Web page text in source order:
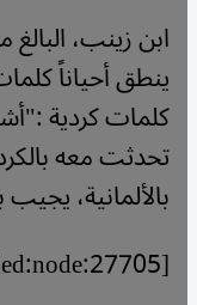
ابن زينب،
ينطق أحياناً
كلمات كردية
تحدثت معه
بالألمانية،
[embed:render:embedded:node:27705]